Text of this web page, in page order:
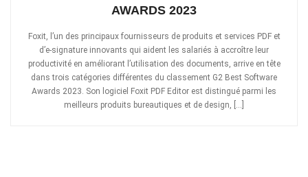
AWARDS 2023
Foxit, l’un des principaux fournisseurs de produits et services PDF et
d’e-signature innovants qui aident les salariés à accroître leur
productivité en améliorant l’utilisation des documents, arrive en tête
dans trois catégories différentes du classement G2 Best Software
Awards 2023. Son logiciel Foxit PDF Editor est distingué parmi les
meilleurs produits bureautiques et de design, […]